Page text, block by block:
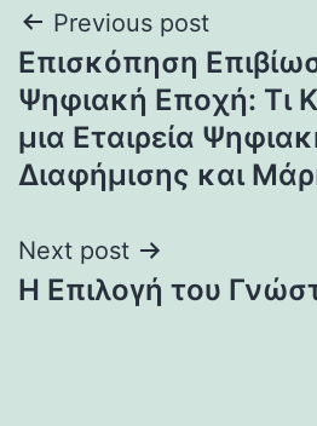
Post
navigation
Previous post
Επισκόπηση
Ψηφιακή Εποχή: Τι
μια Εταιρεία
Διαφήμισης και
Next post
Η Επιλογή του